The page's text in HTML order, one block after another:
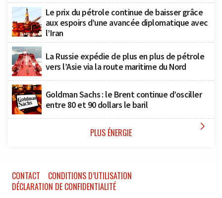
Le prix du pétrole continue de baisser grâce
aux espoirs d’une avancée diplomatique avec
l’Iran
La Russie expédie de plus en plus de pétrole
vers l’Asie via la route maritime du Nord
Goldman Sachs : le Brent continue d’osciller
entre 80 et 90 dollars le baril
PLUS ÉNERGIE 
CONTACT
CONDITIONS D’UTILISATION
DÉCLARATION DE CONFIDENTIALITÉ